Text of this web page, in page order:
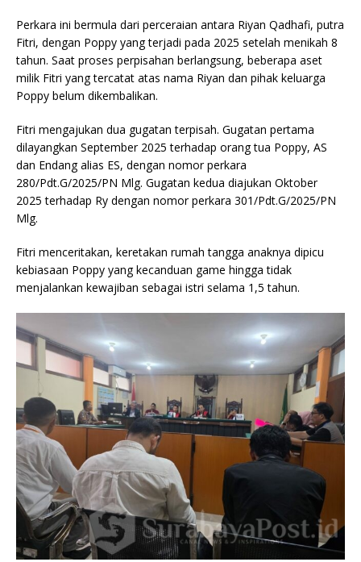
Perkara ini bermula dari perceraian antara Riyan Qadhafi, putra
Fitri, dengan Poppy yang terjadi pada 2025 setelah menikah 8
tahun. Saat proses perpisahan berlangsung, beberapa aset
milik Fitri yang tercatat atas nama Riyan dan pihak keluarga
Poppy belum dikembalikan.
Fitri mengajukan dua gugatan terpisah. Gugatan pertama
dilayangkan September 2025 terhadap orang tua Poppy, AS
dan Endang alias ES, dengan nomor perkara
280/Pdt.G/2025/PN Mlg. Gugatan kedua diajukan Oktober
2025 terhadap Ry dengan nomor perkara 301/Pdt.G/2025/PN
Mlg.
Fitri menceritakan, keretakan rumah tangga anaknya dipicu
kebiasaan Poppy yang kecanduan game hingga tidak
menjalankan kewajiban sebagai istri selama 1,5 tahun.